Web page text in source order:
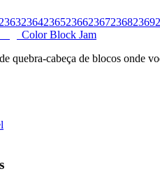
2363236423652366236723682369
Color Block Jam
quebra-cabeça de blocos onde